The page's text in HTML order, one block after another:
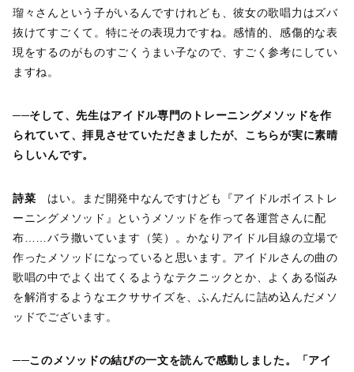
瑠々さんという子がいるんですけれども、彼女の歌唱力はズバ
抜けてすごくて。特にその表現力ですね。感情的、感傷的な表
現をするのがものすごくうまい子なので、すごく参考にしてい
ますね。
──そして、先生はアイドル専門のトレーニングメソッドを作
られていて、拝見させていただきましたが、こちらが実に素晴
らしいんです。
詩菜 はい。まだ開発中なんですけども『アイドルボイストレ
ーニングメソッド』というメソッドを作って各運営さんに配
布……バラ撒いています（笑）。かなりアイドル目線の立場で
作ったメソッドになっていると思います。アイドルさんの曲の
歌唱の中でよく出てくるようなテクニックとか、よくある悩み
を解消するようなエクササイズを、ふんだんに詰め込んだメソ
ッドでございます。
──このメソッドの結びの一文を読んで感動しました。「アイ